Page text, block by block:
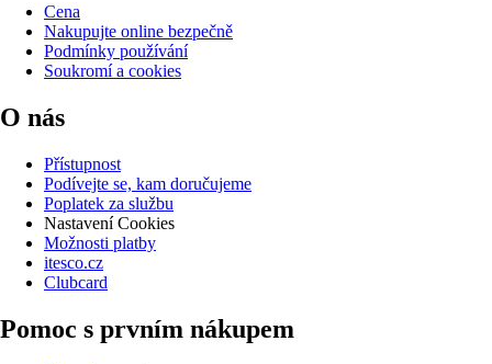
Cena
Nakupujte online bezpečně
Podmínky používání
Soukromí a cookies
O nás
Přístupnost
Podívejte se, kam doručujeme
Poplatek za službu
Nastavení Cookies
Možnosti platby
itesco.cz
Clubcard
Pomoc s prvním nákupem